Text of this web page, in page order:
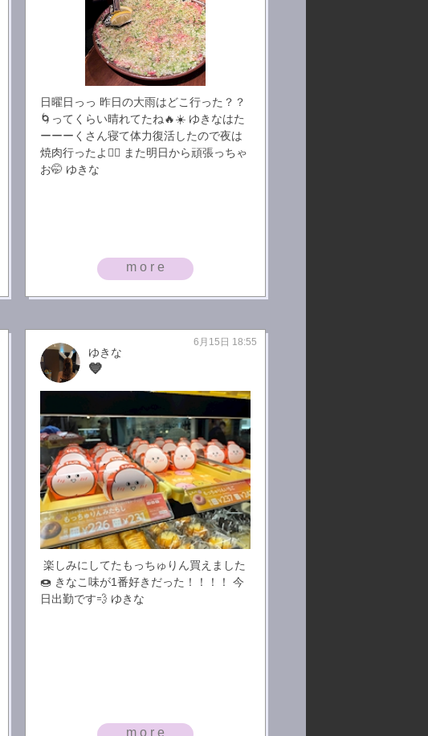
日曜日っっ 昨日の大雨はどこ行った？？
🌀ってくらい晴れてたね🔥☀️ ゆきなはた
ーーーくさん寝て体力復活したので夜は
焼肉行ったよ🧚‍♀️ また明日から頑張っちゃ
お🤭 ゆきな
more
ゆきな
💙
6月15日 18:55
楽しみにしてたもっちゅりん買えました
🍩 きなこ味が1番好きだった！！！！ 今
日出勤です💨 ゆきな
more